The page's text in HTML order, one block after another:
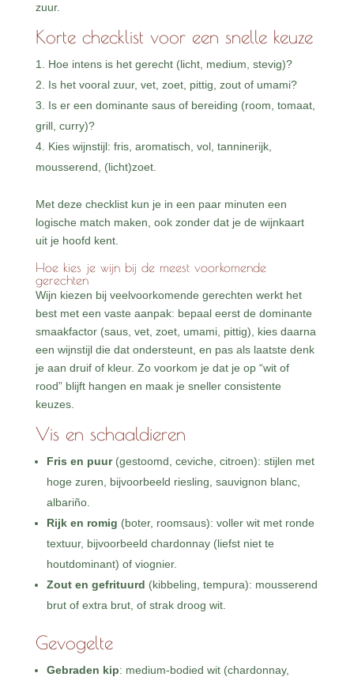
zuur.
Korte checklist voor een snelle keuze
Hoe intens is het gerecht (licht, medium, stevig)?
Is het vooral zuur, vet, zoet, pittig, zout of umami?
Is er een dominante saus of bereiding (room, tomaat,
grill, curry)?
Kies wijnstijl: fris, aromatisch, vol, tanninerijk,
mousserend, (licht)zoet.
Met deze checklist kun je in een paar minuten een
logische match maken, ook zonder dat je de wijnkaart
uit je hoofd kent.
Hoe kies je wijn bij de meest voorkomende
gerechten
Wijn kiezen bij veelvoorkomende gerechten werkt het
best met een vaste aanpak: bepaal eerst de dominante
smaakfactor (saus, vet, zoet, umami, pittig), kies daarna
een wijnstijl die dat ondersteunt, en pas als laatste denk
je aan druif of kleur. Zo voorkom je dat je op “wit of
rood” blijft hangen en maak je sneller consistente
keuzes.
Vis en schaaldieren
Fris en puur(gestoomd, ceviche, citroen): stijlen met
hoge zuren, bijvoorbeeld riesling, sauvignon blanc,
albariño.
Rijk en romig (boter, roomsaus): voller wit met ronde
textuur, bijvoorbeeld chardonnay (liefst niet te
houtdominant) of viognier.
Zout en gefrituurd (kibbeling, tempura): mousserend
brut of extra brut, of strak droog wit.
Gevogelte
Gebraden kip: medium-bodied wit (chardonnay,